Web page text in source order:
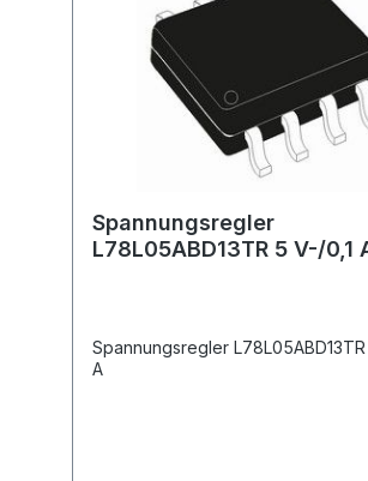
Spannungsregler
L78L05ABD13TR 5 V-/0,1
Spannungsregler
A